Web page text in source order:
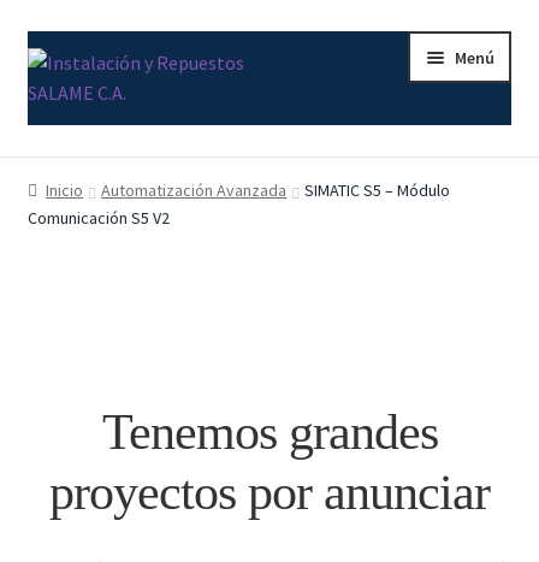
Ir
a
la
Ir
al
contenido
Menú
Inicio
Carrito
Finalizar compra
Inicio Automatización Avanzada
SIMATIC S5 – Módulo
Comunicación S5 V2
Tenemos grandes
proyectos por anunciar